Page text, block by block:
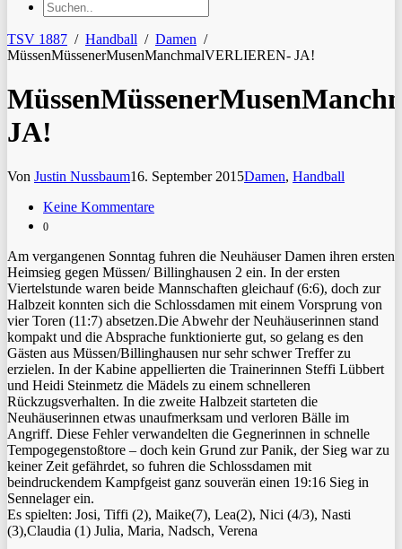
TSV 1887 / Handball / Damen /
MüssenMüssenerMusenManchmalVERLIEREN- JA!
JA!
Von Justin Nussbaum16. September 2015Damen, Handball
Keine Kommentare
0
Am vergangenen Sonntag fuhren die Neuhäuser Damen ihren ersten
Heimsieg gegen Müssen/ Billinghausen 2 ein. In der ersten
Viertelstunde waren beide Mannschaften gleichauf (6:6), doch zur
Halbzeit konnten sich die Schlossdamen mit einem Vorsprung von
vier Toren (11:7) absetzen.Die Abwehr der Neuhäuserinnen stand
kompakt und die Absprache funktionierte gut, so gelang es den
Gästen aus Müssen/Billinghausen nur sehr schwer Treffer zu
erzielen. In der Kabine appellierten die Trainerinnen Steffi Lübbert
und Heidi Steinmetz die Mädels zu einem schnelleren
Rückzugsverhalten. In die zweite Halbzeit starteten die
Neuhäuserinnen etwas unaufmerksam und verloren Bälle im
Angriff. Diese Fehler verwandelten die Gegnerinnen in schnelle
Tempogegenstoßtore – doch kein Grund zur Panik, der Sieg war zu
keiner Zeit gefährdet, so fuhren die Schlossdamen mit
beindruckendem Kampfgeist ganz souverän einen 19:16 Sieg in
Sennelager ein.
Es spielten: Josi, Tiffi (2), Maike(7), Lea(2), Nici (4/3), Nasti
(3),Claudia (1) Julia, Maria, Nadsch, Verena